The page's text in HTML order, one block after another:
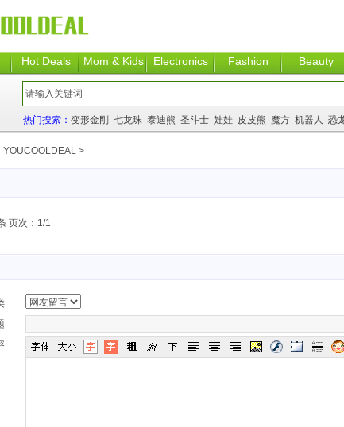
Hot Deals Mom & Kids Electronics Fashion Beauty
热门搜索： 变形金刚 七龙珠 泰迪熊 圣斗士 娃娃 皮皮熊 魔方 机器人 恐
YOUCOOLDEAL >
页次：1/1